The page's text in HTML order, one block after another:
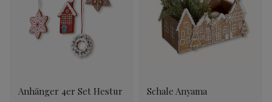
Anhänger 4er Set Hestur Schale Anyama